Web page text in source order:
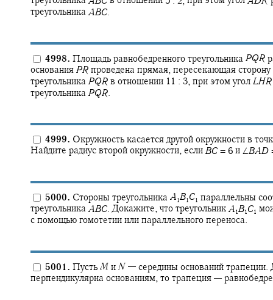
треугольника ABC.
4998. Площадь равнобедренного треугольника PQR
основания PR проведена прямая, пересекающая сторону
треугольника PQR в отношении 11 : 3, при этом угол LHR
треугольника PQR.
4999. Окружность касается другой окружности в
Найдите радиус второй окружности, если BC = 6 и ∠BAD
5000. Стороны треугольника A 1B1 C1 параллельны
треугольника ABC. Докажите, что треугольник A 1B1 C1
с помощью гомотетии или параллельного переноса.
5001. Пусть M и N — середины оснований
перпендикулярна основаниям, то трапеция —